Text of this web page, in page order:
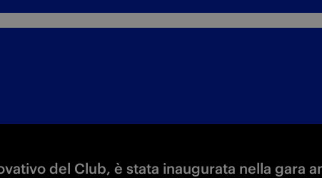
del Club, è stata inaugurata nella gara